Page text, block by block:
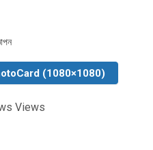
(1080×1080)
Views